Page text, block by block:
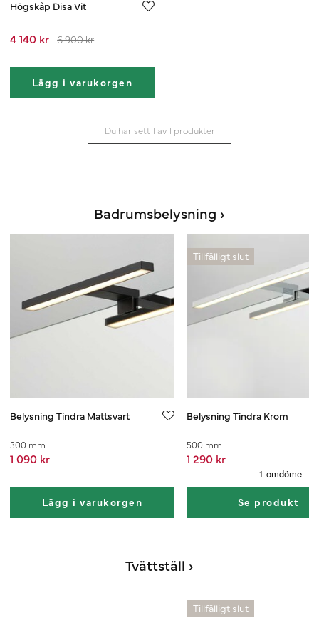
Högskåp Disa Vit
4 140 kr 6 900 kr
Lägg i varukorgen
Du har sett 1 av 1 produkter
Badrumsbelysning ›
Belysning Tindra Mattsvart
300 mm
1 090 kr
Lägg i varukorgen
Tillfälligt slut
Belysning Tindra Krom
500 mm
1 290 kr
Se produkt
Tvättställ ›
Tillfälligt slut